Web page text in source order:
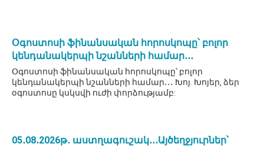
Օգոստոսի ֆինանսական հորոսկոպը՝ բոլոր
կենդանակերպի նշանների համար․․․
Օգոստոսի ֆինանսական հորոսկոպը՝ բոլոր
կենդանակերպի նշանների համար․․․ Խոյ. Խոյեր, ձեր
օգոստոսը կսկսվի ուժի փորձությամբ:
05․08․2026թ․ աստղագուշակ․․․Այծեղջյուրներ՝